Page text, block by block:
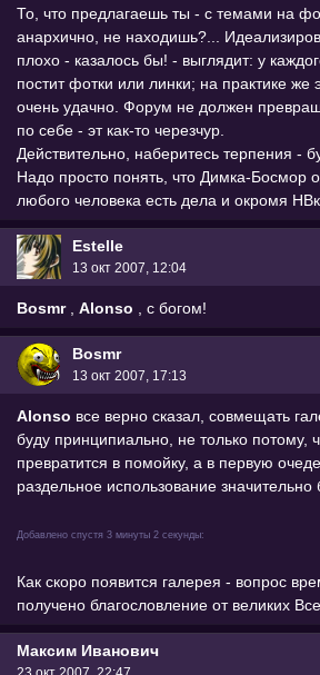
То, что предлагаешь ты - с темами на
анархично, не находишь?...
плохо - казалось бы! - выглядит: у
постит фотки или линки; на практике же
очень удачно. Форум не должен
по себе - эт как-то черезчур.
Действительно, наберитесь терпения -
Надо просто понять, что Димка-Босмор
любого человека есть дела и окромя
Estelle
13 окт 2007, 12:04
Bosmr, Alonso , с богом!
Bоsmr
13 окт 2007, 17:13
Alonso все верно сказал, совмещать
буду принципиально, не только потому,
превратится в помойку, а в первую
раздельное использование значительно
Добавлено спустя 3 минуты 2 секунды:
Как скоро появится галерея - вопрос
получено благословление от великих
Максим Иванович